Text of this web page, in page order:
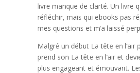
livre manque de clarté. Un livre
réfléchir, mais qui ebooks pas
mes questions et m’a laissé
Malgré un début La tête en l’air
prend son La tête en l’air et
plus engageant et émouvant.